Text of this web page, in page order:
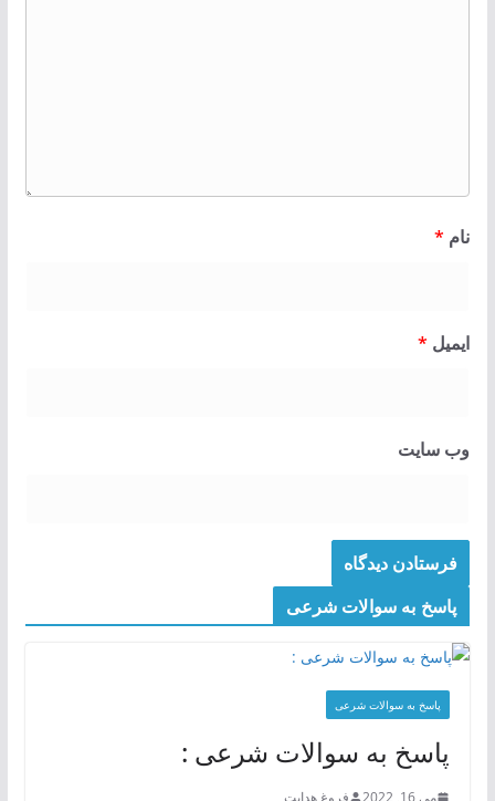
نام *
ایمیل *
وب‌ سایت
پاسخ به سوالات شرعی
پاسخ به سوالات شرعی
پاسخ به سوالات شرعی :